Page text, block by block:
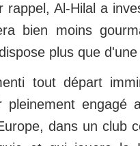
rappel, Al‑Hilal a
bien moins
plus que
tout départ
engagé
dans un club